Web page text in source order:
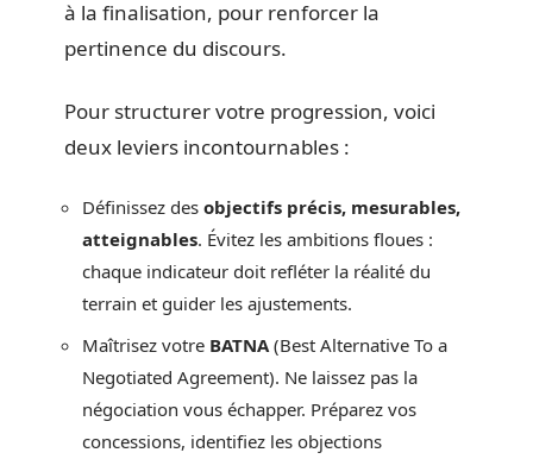
à la finalisation, pour renforcer la
pertinence du discours.
Pour structurer votre progression, voici
deux leviers incontournables :
Définissez des objectifs précis, mesurables,
atteignables. Évitez les ambitions floues :
chaque indicateur doit refléter la réalité du
terrain et guider les ajustements.
Maîtrisez votre BATNA (Best Alternative To a
Negotiated Agreement). Ne laissez pas la
négociation vous échapper. Préparez vos
concessions, identifiez les objections